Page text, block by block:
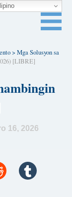
>Mga Solusyon sa
[LIBRE]
16, 2026